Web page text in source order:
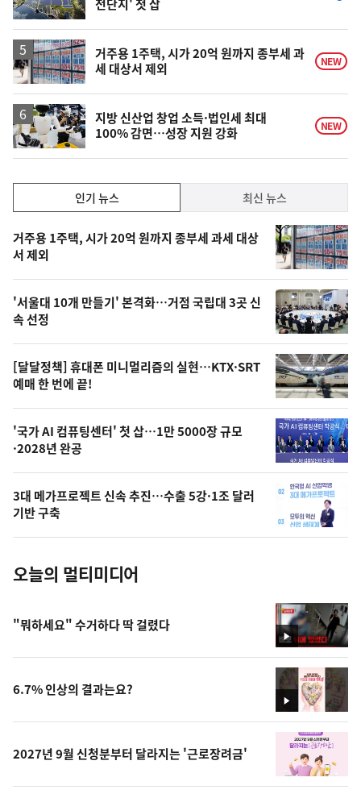
전단지' 첫 삽
하
락
거주용 1주택, 시가 20억 원까지 종부세 과
세 대상서 제외
NEW
지방 신산업 창업 소득·법인세 최대
100% 감면…성장 지원 강화
NEW
기,
최
신,
오
늘
의
영
상
오
의
사
진
인기 뉴스 최신 뉴스
기
뉴
스
거주용 1주택, 시가 20억 원까지 종부세 과세 대상
서 제외
'서울대 10개 만들기' 본격화…거점 국립대 3곳 신
속 선정
[달달정책] 휴대폰 미니멀리즘의 실현…KTX·SRT
예매 한 번에 끝!
'국가 AI 컴퓨팅센터' 첫 삽…1만 5000장 규모
·2028년 완공
3대 메가프로젝트 신속 추진…수출 5강·1조 달러
기반 구축
오늘의 멀티미디어
영
상
"뭐하세요" 수거하다 딱 걸렸다
영
상
6.7% 인상의 결과는요?
2027년 9월 신청분부터 달라지는 '근로장려금'